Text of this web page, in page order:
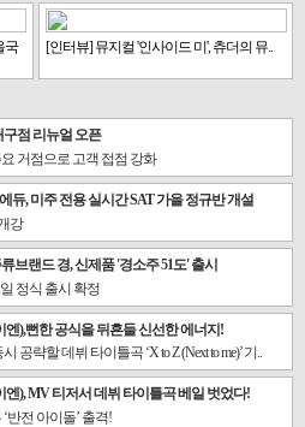
국
[인터뷰] 뮤지컬 '인사이드 미', 츄더의 뮤..
구점 리뉴얼 오픈
거점으로 고객 접점 강화
듀, 미주 전용 실시간 SAT 가을 정규반 개설
강
브랜드 경, 신제품 '경소주 51도' 출시
정식 출시 확정
엔),뻔한 공식을 뒤흔들 신선한 에너지!
공략할 데뷔 타이틀곡 ‘X to Z (Next to me)’ 기..
엔), MV 티저서 데뷔 타이틀곡 베일 벗었다!
반전 아이돌’ 출격!